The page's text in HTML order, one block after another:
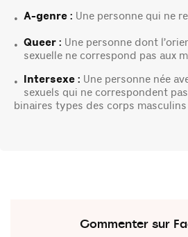
• A-genre : Une personne qui ne
• Queer : Une personne dont
sexuelle ne correspond pas aux
• Intersexe : Une personne née
sexuels qui ne correspondent
binaires types des corps
Commenter sur